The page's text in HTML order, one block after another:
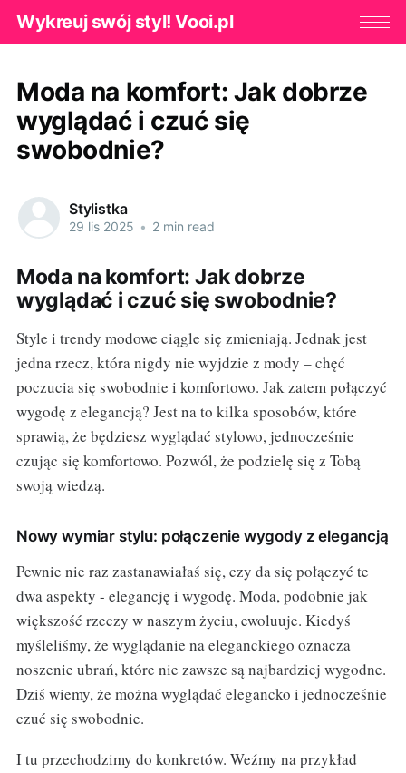
Wykreuj swój styl! Vooi.pl
Moda na komfort: Jak dobrze
wyglądać i czuć się
swobodnie?
Stylistka
29 lis 2025 • 2 min read
Moda na komfort: Jak dobrze
wyglądać i czuć się swobodnie?
Style i trendy modowe ciągle się zmieniają. Jednak jest
jedna rzecz, która nigdy nie wyjdzie z mody – chęć
poczucia się swobodnie i komfortowo. Jak zatem połączyć
wygodę z elegancją? Jest na to kilka sposobów, które
sprawią, że będziesz wyglądać stylowo, jednocześnie
czując się komfortowo. Pozwól, że podzielę się z Tobą
swoją wiedzą.
Nowy wymiar stylu: połączenie wygody z elegancją
Pewnie nie raz zastanawiałaś się, czy da się połączyć te
dwa aspekty - elegancję i wygodę. Moda, podobnie jak
większość rzeczy w naszym życiu, ewoluuje. Kiedyś
myśleliśmy, że wyglądanie na eleganckiego oznacza
noszenie ubrań, które nie zawsze są najbardziej wygodne.
Dziś wiemy, że można wyglądać elegancko i jednocześnie
czuć się swobodnie.
I tu przechodzimy do konkretów. Weźmy na przykład